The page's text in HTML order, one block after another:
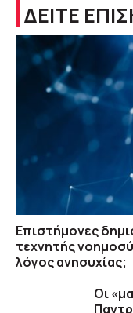
ΔΕΙΤΕ
Επιστήμονες
τεχνητής
λόγος ανησυχίας;
Οι